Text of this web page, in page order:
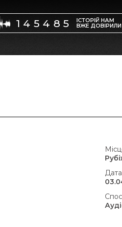
145485 ІСТОРІЙ НАМ
ВЖЕ ДОВІРИЛИ